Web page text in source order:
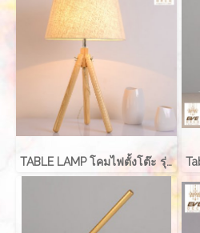
TABLE LAMP โคมไฟตั้งโต๊ะ รุ่น EVE-00219